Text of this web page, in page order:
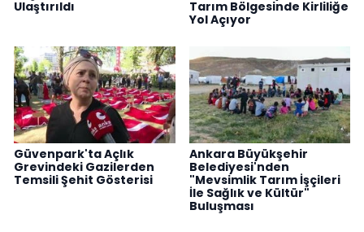
Ulaştırıldı
Tarım Bölgesinde Kirliliğe
Yol Açıyor
Güvenpark'ta Açlık
Grevindeki Gazilerden
Temsili Şehit Gösterisi
Ankara Büyükşehir
Belediyesi'nden
"Mevsimlik Tarım İşçileri
İle Sağlık ve Kültür"
Buluşması